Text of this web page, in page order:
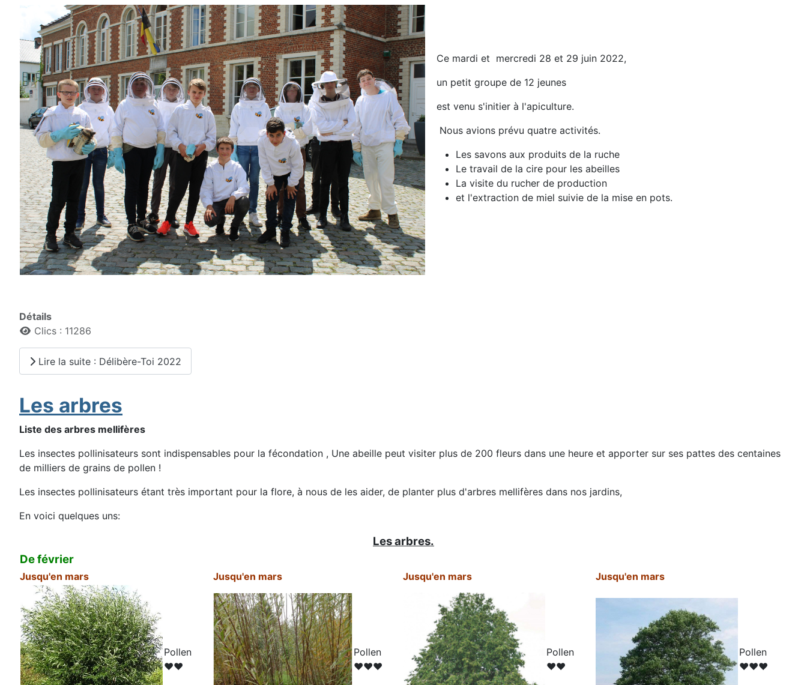
Ce mardi et mercredi 28 et 29 juin 2022,
un petit groupe de 12 jeunes
est venu s'initier à l'apiculture.
Nous avions prévu quatre activités.
Les savons aux produits de la ruche
Le travail de la cire pour les abeilles
La visite du rucher de production
et l'extraction de miel suivie de la mise en pots.
Détails
Clics : 11286
Lire la suite : Délibère-Toi 2022
Les arbres
Liste des arbres mellifères
Les insectes pollinisateurs sont indispensables pour la fécondation , Une abeille peut visiter plus de 200 fleurs dans une heure et apporter sur ses pattes des centaines
de milliers de grains de pollen !
Les insectes pollinisateurs étant très important pour la flore, à nous de les aider, de planter plus d'arbres mellifères dans nos jardins,
En voici quelques uns:
Les arbres.
De février
Jusqu'en mars Jusqu'en mars Jusqu'en mars Jusqu'en mars
Pollen
♥♥
Pollen
♥♥♥
Pollen
♥♥
Pollen
♥♥♥